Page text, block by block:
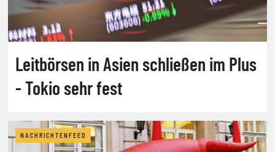
Leitbörsen in Asien schließen im Plus
- Tokio sehr fest
NACHRICHTENFEED